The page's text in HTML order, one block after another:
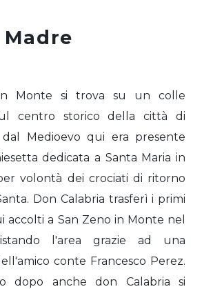
Madre
Monte si trova su un colle
centro storico della città di
dal Medioevo qui era presente
dedicata a Santa Maria in
volontà dei crociati di ritorno
Don Calabria trasferì i primi
accolti a San Zeno in Monte nel
l'area grazie ad una
conte Francesco Perez.
dopo anche don Calabria si